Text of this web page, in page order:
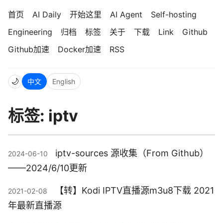
首页 AI Daily 开始这里 AI Agent
Self-hosting
Engineering
归档 标签 关于 下载 Link
Github
Github加速
Docker加速 RSS
🌙 中文 English
标签: iptv
2024-06-10
iptv-sources 源收集（From Github）
——2024/6/10更新
2021-02-08
【转】Kodi IPTV直播源m3u8下载 2021
年最新直播源